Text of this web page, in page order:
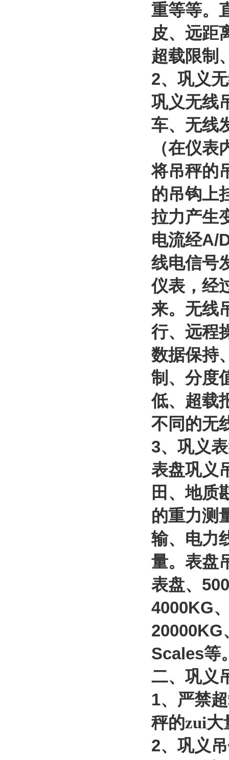
重等等。
皮、远距
超载限制
2、巩义
巩义无线
车、无线
（在仪
将吊秤的
的吊钩上
拉力产生
电流经A/
线电信号
仪表，经
来。无线
行、远程
数据保持
制、分度
低、超载
不同的无
3、巩义
表盘巩义
田、地质
的重力测
输、电力
量。表盘
表盘、
4000KG
20000KG
Scales等
二、巩义
1、严禁
秤的zui大
2、巩义